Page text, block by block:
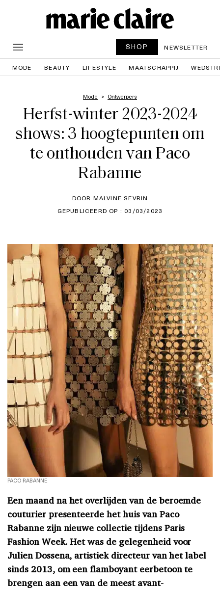
SHOP NEWSLETTER
MODE BEAUTY LIFESTYLE MAATSCHAPPIJ
Mode Ontwerpers
Herfst-winter 2023-2024
shows: 3 hoogtepunten om
te onthouden van Paco
Rabanne
DOOR MALVINE SEVRIN
GEPUBLICEERD OP : 03/03/2023
PACO RABANNE
Een maand na het overlijden van de beroemde
couturier presenteerde het huis van Paco
Rabanne zijn nieuwe collectie tijdens Paris
Fashion Week. Het was de gelegenheid voor
Julien Dossena, artistiek directeur van het label
sinds 2013, om een flamboyant eerbetoon te
brengen aan een van de meest avant-